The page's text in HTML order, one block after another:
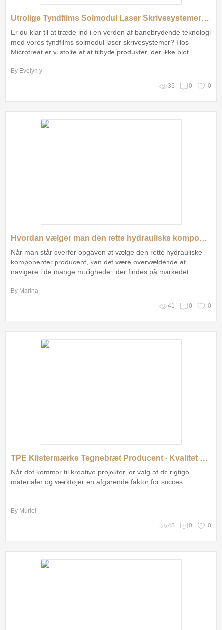
Utrolige Tyndfilms Solmodul Laser Skrivesystemer – Oplev Fremtiden!
Er du klar til at træde ind i en verden af banebrydende teknologi
med vores tyndfilms solmodul laser skrivesystemer? Hos
Microtreat er vi stolte af at tilbyde produkter, der ikke blot
have forestillet sig, at så meget innovation kunne komme fra
By Evelyn y
35 0 0
Hvordan vælger man den rette hydrauliske komponenter producent?
Når man står overfor opgaven at vælge den rette hydrauliske
komponenter producent, kan det være overvældende at
navigere i de mange muligheder, der findes på markedet
By Marina
41 0 0
TPE Klistermærke Tegnebræt Producent - Kvalitet og Innovation til Dit Kreative Projekt!
Når det kommer til kreative projekter, er valg af de rigtige
materialer og værktøjer en afgørende faktor for succes
By Muriel
48 0 0